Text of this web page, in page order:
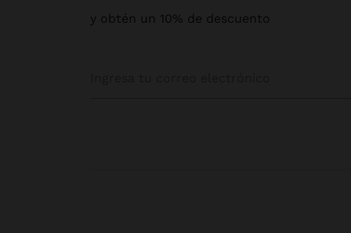
y obtén un 10% de descuento